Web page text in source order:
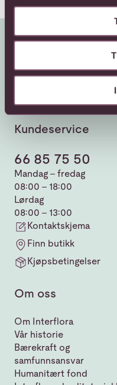
Kundeservice
66 85 75 50
Mandag - fredag
08:00 - 18:00
Lørdag
08:00 - 13:00
Kontaktskjema
Finn butikk
Kjøpsbetingelser
Om oss
Om Interflora
Vår historie
Bærekraft og
samfunnsansvar
Humanitært fond